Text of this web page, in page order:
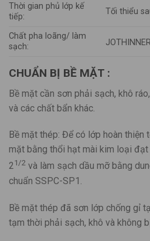
Thời gian phủ lớp kế
tiếp:
Tối thiểu
Chất pha loãng/ làm
sạch:
JOTHINNER
CHUẨN BỊ BỀ MẶT :
Bề mặt cần sơn phải sạch, khô
và các chất bẩn khác.
Bề mặt thép: Để có lớp hoàn thiện
mặt bằng thổi hạt mài kim loại
21/2 và làm sạch dầu mỡ bằng
chuẩn SSPC-SP1.
Bề mặt thép đã sơn lớp chống gỉ
tạm thời phải sạch, khô và không